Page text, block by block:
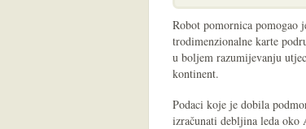
Robot pomornica pomogao
trodimenzionalne karte
u boljem razumijevanju
kontinent.
Podaci koje je dobila
izračunati debljina leda